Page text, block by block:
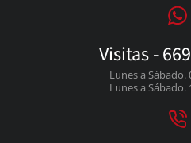
Visitas -
Lunes a Sábado.
Lunes a Sábado.